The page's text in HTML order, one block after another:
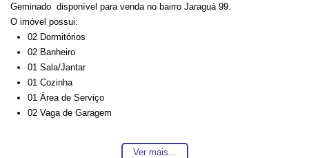
Geminado disponível para venda no bairro Jaraguá 99.
O imóvel possui:
02 Dormitórios
02 Banheiro
01 Sala/Jantar
01 Cozinha
01 Área de Serviço
02 Vaga de Garagem
Entre em contato conosco para mais informações, ficaremos felizes em
Ver mais...